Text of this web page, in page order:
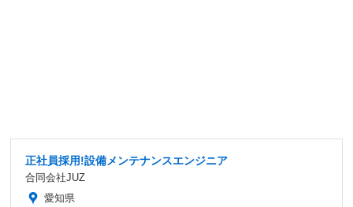
正社員採用!設備メンテナンスエンジニア
合同会社JUZ
愛知県